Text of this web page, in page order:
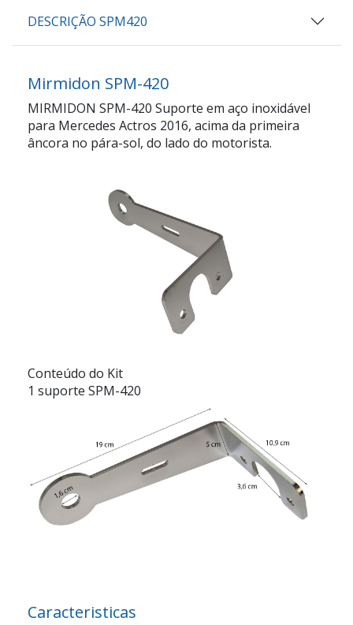
DESCRIÇÃO SPM420
Mirmidon SPM-420
MIRMIDON SPM-420 Suporte em aço inoxidável
para Mercedes Actros 2016, acima da primeira
âncora no pára-sol, do lado do motorista.
Conteúdo do Kit
1 suporte SPM-420
Caracteristicas